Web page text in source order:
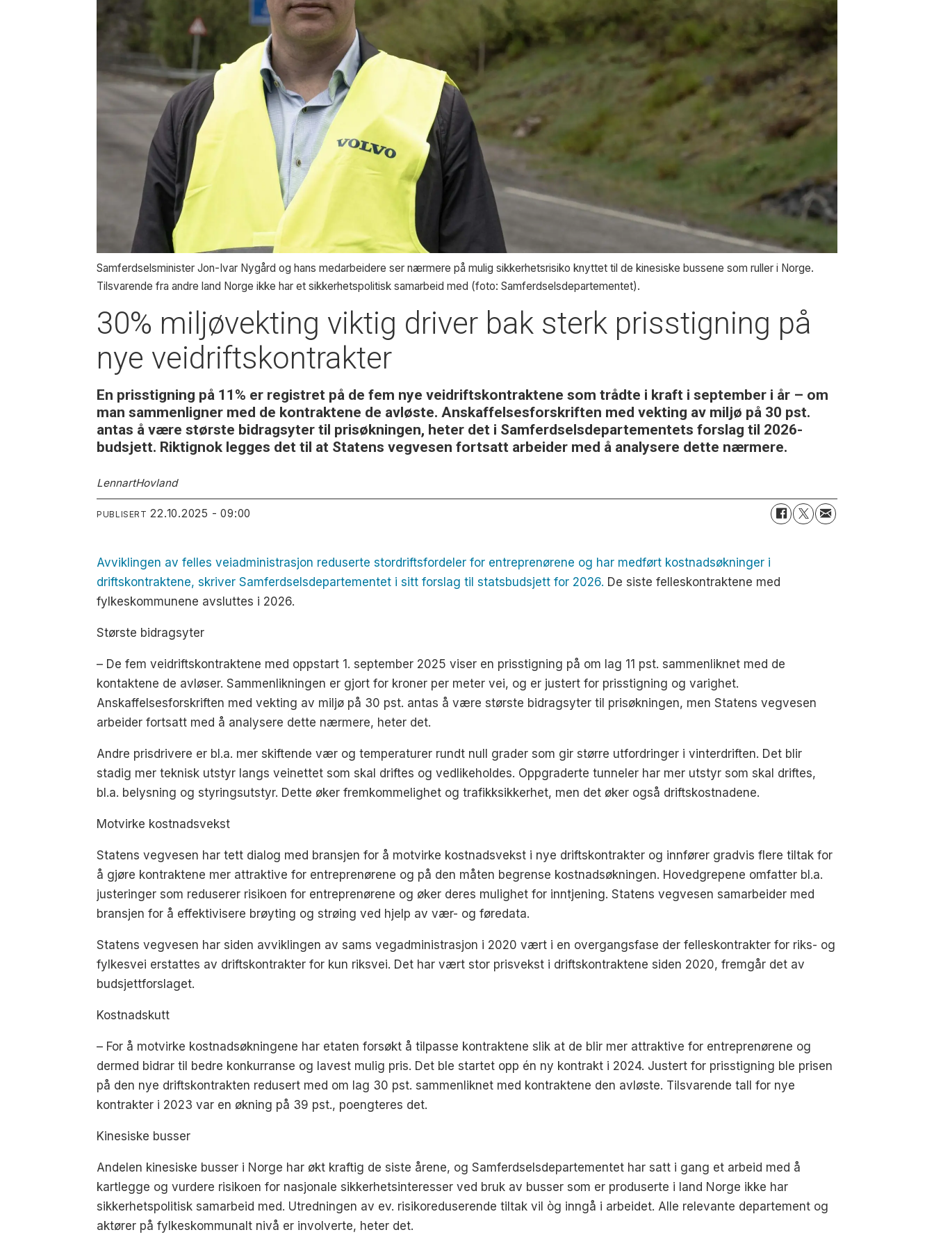
Samferdselsminister Jon-Ivar Nygård og hans medarbeidere ser nærmere på mulig sikkerhetsrisiko knyttet til de kinesiske bussene som ruller i Norge.
Tilsvarende fra andre land Norge ikke har et sikkerhetspolitisk samarbeid med (foto: Samferdselsdepartementet).
30% miljøvekting viktig driver bak sterk prisstigning på
nye veidriftskontrakter
En prisstigning på 11% er registret på de fem nye veidriftskontraktene som trådte i kraft i september i år – om
man sammenligner med de kontraktene de avløste. Anskaffelsesforskriften med vekting av miljø på 30 pst.
antas å være største bidragsyter til prisøkningen, heter det i Samferdselsdepartementets forslag til 2026-
budsjett. Riktignok legges det til at Statens vegvesen fortsatt arbeider med å analysere dette nærmere.
LennartHovland
PUBLISERT 22.10.2025 - 09:00
Avviklingen av felles veiadministrasjon reduserte stordriftsfordeler for entreprenørene og har medført kostnadsøkninger i
driftskontraktene, skriver Samferdselsdepartementet i sitt forslag til statsbudsjett for 2026. De siste felleskontraktene med
fylkeskommunene avsluttes i 2026.
Største bidragsyter
– De fem veidriftskontraktene med oppstart 1. september 2025 viser en prisstigning på om lag 11 pst. sammenliknet med de
kontaktene de avløser. Sammenlikningen er gjort for kroner per meter vei, og er justert for prisstigning og varighet.
Anskaffelsesforskriften med vekting av miljø på 30 pst. antas å være største bidragsyter til prisøkningen, men Statens vegvesen
arbeider fortsatt med å analysere dette nærmere, heter det.
Andre prisdrivere er bl.a. mer skiftende vær og temperaturer rundt null grader som gir større utfordringer i vinterdriften. Det blir
stadig mer teknisk utstyr langs veinettet som skal driftes og vedlikeholdes. Oppgraderte tunneler har mer utstyr som skal driftes,
bl.a. belysning og styringsutstyr. Dette øker fremkommelighet og trafikksikkerhet, men det øker også driftskostnadene.
Motvirke kostnadsvekst
Statens vegvesen har tett dialog med bransjen for å motvirke kostnadsvekst i nye driftskontrakter og innfører gradvis flere tiltak for
å gjøre kontraktene mer attraktive for entreprenørene og på den måten begrense kostnadsøkningen. Hovedgrepene omfatter bl.a.
justeringer som reduserer risikoen for entreprenørene og øker deres mulighet for inntjening. Statens vegvesen samarbeider med
bransjen for å effektivisere brøyting og strøing ved hjelp av vær- og føredata.
Statens vegvesen har siden avviklingen av sams vegadministrasjon i 2020 vært i en overgangsfase der felleskontrakter for riks- og
fylkesvei erstattes av driftskontrakter for kun riksvei. Det har vært stor prisvekst i driftskontraktene siden 2020, fremgår det av
budsjettforslaget.
Kostnadskutt
– For å motvirke kostnadsøkningene har etaten forsøkt å tilpasse kontraktene slik at de blir mer attraktive for entreprenørene og
dermed bidrar til bedre konkurranse og lavest mulig pris. Det ble startet opp én ny kontrakt i 2024. Justert for prisstigning ble prisen
på den nye driftskontrakten redusert med om lag 30 pst. sammenliknet med kontraktene den avløste. Tilsvarende tall for nye
kontrakter i 2023 var en økning på 39 pst., poengteres det.
Kinesiske busser
Andelen kinesiske busser i Norge har økt kraftig de siste årene, og Samferdselsdepartementet har satt i gang et arbeid med å
kartlegge og vurdere risikoen for nasjonale sikkerhetsinteresser ved bruk av busser som er produserte i land Norge ikke har
sikkerhetspolitisk samarbeid med. Utredningen av ev. risikoreduserende tiltak vil òg inngå i arbeidet. Alle relevante departement og
aktører på fylkeskommunalt nivå er involverte, heter det.